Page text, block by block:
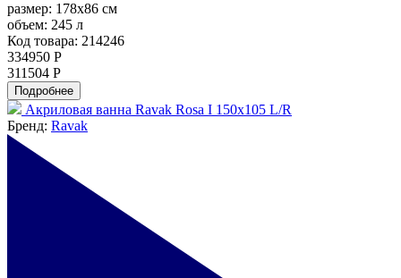
размер: 178x86 см
объем: 245 л
Код товара: 214246
334950 Р
311504 Р
Подробнее
Акриловая ванна Ravak Rosa I 150x105 L/R
Бренд: Ravak